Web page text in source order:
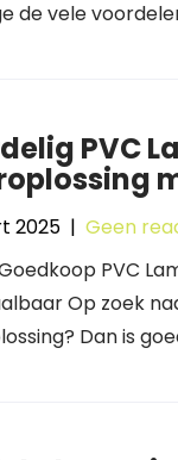
de vele
PVC
2025 | Geen
PVC
Op zoek
Dan is